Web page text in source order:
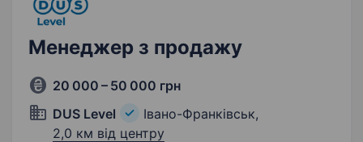
Менеджер з продажу
20 000 – 50 000 грн
DUS Level
Івано-Франківськ,
2,0 км від центру